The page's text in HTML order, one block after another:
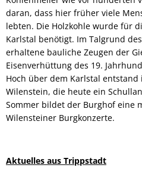
daran, dass hier früher viele
lebten. Die Holzkohle wurde für
Karlstal benötigt. Im Talgrund
erhaltene bauliche Zeugen der
Eisenverhüttung des 19.
Hoch über dem Karlstal
Wilenstein, die heute ein
Sommer bildet der Burghof eine
Wilensteiner Burgkonzerte.
Aktuelles aus Trippstadt